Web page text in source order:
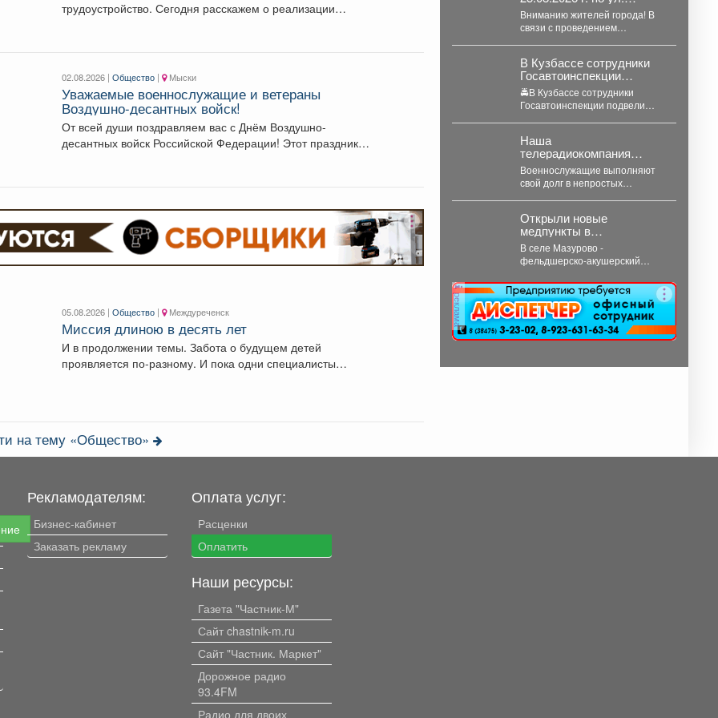
трудоустройство. Сегодня расскажем о реализации
02.08.2026 |Общество | Мыски
Уважаемые военнослужащие и ветераны
Воздушно-десантных войск!
От всей души поздравляем вас с Днём Воздушно-
десантных войск Российской Федерации! Этот праздник
05.08.2026 |Общество | Междуреченск
Миссия длиною в десять лет
И в продолжении темы. Забота о будущем детей
проявляется по-разному. И пока одни специалисты
на тему «Общество»
Кузнецкая вводится
реверсивное движения
для автотранспорта.
Вниманию жителей города! В
связи с проведением
В Кузбассе сотрудники
Госавтоинспекции
подвели итоги рейдовых
мероприятий
🚔В Кузбассе сотрудники
Госавтоинспекции подвели
стабилизация...
Наша
телерадиокомпания
объявляет сбор
гуманитарной помощи
для бойцов СВО
Военнослужащие выполняют
свой долг в непростых
Открыли новые
медпункты в
Кемеровском
муниципальном округе.
В селе Мазурово -
фельдшерско-акушерский
фельдшерский здравпункт. В
модульных...
реклама
Рекламодателям:
Бизнес-кабинет
Заказать рекламу
Оплата услуг:
Расценки
Оплатить
Наши ресурсы:
Газета "Частник-М"
Сайт chastnik-m.ru
Сайт "Частник. Маркет"
Дорожное радио
93.4FM
Радио для двоих